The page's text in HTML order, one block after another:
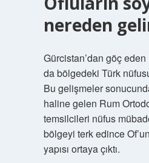
nereden
Gürcistan’dan göç eden
da bölgedeki Türk
Bu gelişmeler
haline gelen Rum
temsilcileri nüfus
bölgeyi terk edince
yapısı ortaya çıktı.